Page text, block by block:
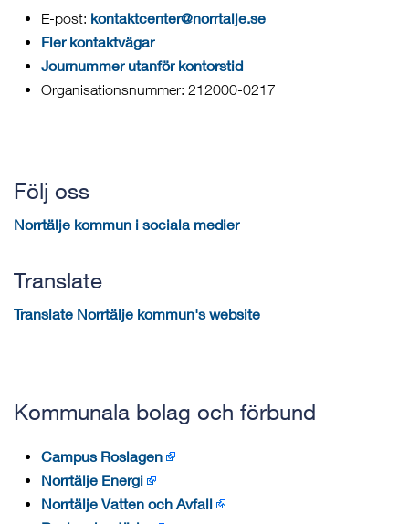
E-post: kontaktcenter@norrtalje.se
Fler kontaktvägar
Journummer utanför kontorstid
Organisationsnummer: 212000-0217
Följ oss
Norrtälje kommun i sociala medier
Translate
Translate Norrtälje kommun's website
Kommunala bolag och förbund
Campus Roslagen
Norrtälje Energi
Norrtälje Vatten och Avfall